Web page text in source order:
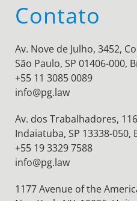
Contato
Av. Nove de Julho, 3452,
São Paulo, SP 01406-000,
+55 11 3085 0089
info@pg.law
Av. dos Trabalhadores,
Indaiatuba, SP 13338-050,
+55 19 3329 7588
info@pg.law
1177 Avenue of the